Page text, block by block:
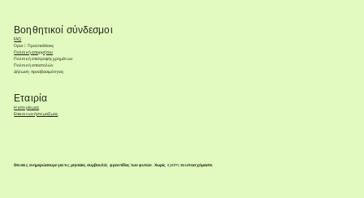
Βοηθητικοί σύνδεσμοι
FAQ
Όροι & Προϋποθέσεις
Πολιτική απορρήτου
Πολιτική επιστροφής χρημάτων
Πολιτική αποστολών
Δήλωση προσβασιμότητας
Εταιρία
Η ιστορία μας
Επικοινωνήστε μαζί μας
Θα σας ενημερώσουμε για τις μηνιαίες συμβουλές φροντίδας των φυτών. Χωρίς spam, το υποσχόμαστε.